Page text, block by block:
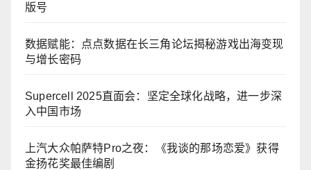
版号
数据赋能：点点数据在长三角论坛揭秘游戏出海变现
与增长密码
Supercell 2025直面会：坚定全球化战略，进一步深
入中国市场
上汽大众帕萨特Pro之夜：《我谈的那场恋爱》获得
金扬花奖最佳编剧